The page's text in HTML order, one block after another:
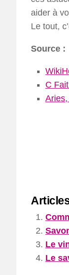
aider à
Le tout,
Source :
C
Le
Le